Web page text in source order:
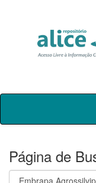
Skip
Página de